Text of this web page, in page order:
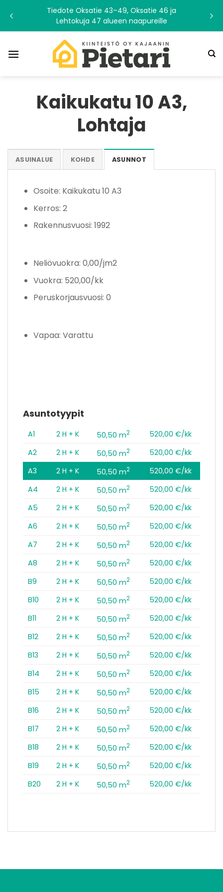
content
Tiedote Oksatie 43–49, Oksatie 46 ja
Lehtokuja 47 alueen naapureille
Kaikukatu 10 A3,
Lohtaja
ASUINALUE KOHDE ASUNNOT
Asuntotyypit
A1 2 H + K 50,50 m2
520,00 €/kk
A2
2 H + K 50,50 m2
520,00 €/kk
A3
2 H + K 50,50 m2
520,00 €/kk
A4
2 H + K 50,50 m2
520,00 €/kk
A5
2 H + K 50,50 m2
520,00 €/kk
A6
2 H + K 50,50 m2
520,00 €/kk
A7
2 H + K 50,50 m2
520,00 €/kk
A8
2 H + K 50,50 m2
520,00 €/kk
B9
2 H + K 50,50 m2
520,00 €/kk
B10
2 H + K 50,50 m2
520,00 €/kk
B11
2 H + K 50,50 m2
520,00 €/kk
B12
2 H + K 50,50 m2
520,00 €/kk
B13
2 H + K 50,50 m2
520,00 €/kk
B14
2 H + K 50,50 m2
520,00 €/kk
B15
2 H + K 50,50 m2
520,00 €/kk
B16
2 H + K 50,50 m2
520,00 €/kk
B17
2 H + K 50,50 m2
520,00 €/kk
B18
2 H + K 50,50 m2
520,00 €/kk
B19
2 H + K 50,50 m2
520,00 €/kk
B20
2 H + K 50,50 m2 520,00 €/kk
Osoite: Kaikukatu 10 A3
Kerros: 2
Rakennusvuosi: 1992
Neliövuokra: 0,00/jm2
Vuokra: 520,00/kk
Peruskorjausvuosi: 0
Vapaa: Varattu